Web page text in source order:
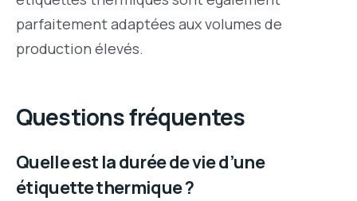
parfaitement adaptées aux volumes de
production élevés.
Questions fréquentes
Quelle est la durée de vie d’une
étiquette thermique ?